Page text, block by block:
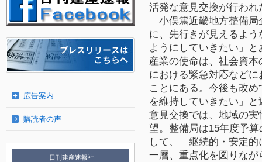
広告案内
購読者の声
日刊建産速報社
活発な意見交換が行われ
小俣篤近畿地方整備局
に、先行きが見えるよ
ようにしていきたい」
産業の使命は、社会資
における緊急対応など
ことにある。今後も改
を維持していきたい」と
意見交換では、地域の
望。整備局は15年度予
して、「継続的・安定
一層、重点化を図りな